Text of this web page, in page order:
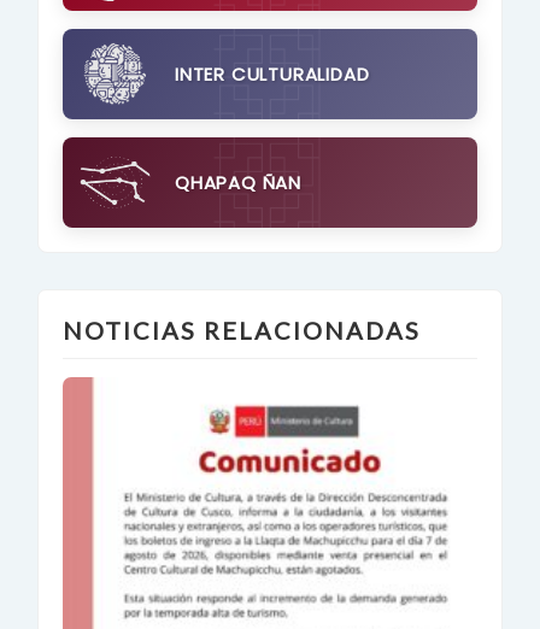
INTER CULTURALIDAD
QHAPAQ ÑAN
NOTICIAS RELACIONADAS